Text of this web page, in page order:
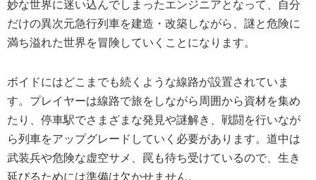
妙な世界に迷い込んでしまったエンジニアとなって、自分
だけの異次元急行列車を建造・改築しながら、謎と危険に
満ち溢れた世界を冒険していくことになります。
ボイドにはどこまでも続くような線路が設置されていま
す。プレイヤーは線路で旅をしながら周囲から資材を集め
たり、停車駅でさまざまな発見や謎解き、戦闘を行いなが
ら列車をアップグレードしていく必要があります。道中は
武装兵や危険な虚空サメ、罠も待ち受けているので、生き
延びるためには準備は欠かせません。